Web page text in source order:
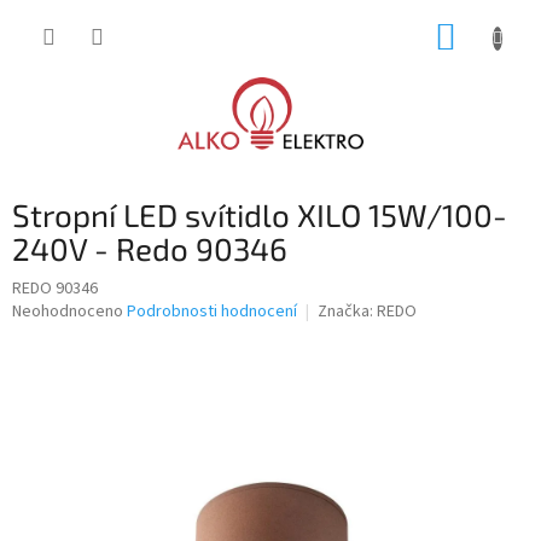
Stropní LED svítidlo XILO 15W/100-
240V - Redo 90346
REDO 90346
Průměrné
Neohodnoceno Podrobnosti hodnocení Značka: REDO